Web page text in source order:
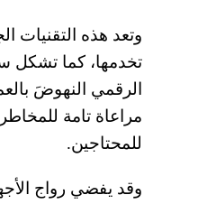
وتعد هذه التقنيات
تخدمها، كما تشكل
الرقمي النهوضَ
مراعاة تامة
للمحتاجين.
وقد يفضي رواج